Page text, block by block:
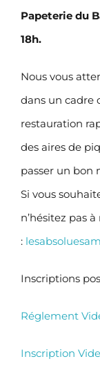
Papeterie du
18h.
Nous vous
dans un cadre
restauration
des aires de
passer un bon
Si vous
n’hésitez pas
:
Inscriptions
Réglement
Inscription